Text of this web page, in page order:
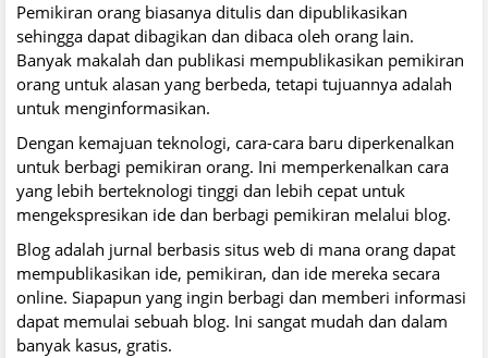
Pemikiran orang biasanya ditulis dan dipublikasikan
sehingga dapat dibagikan dan dibaca oleh orang lain.
Banyak makalah dan publikasi mempublikasikan pemikiran
orang untuk alasan yang berbeda, tetapi tujuannya adalah
untuk menginformasikan.
Dengan kemajuan teknologi, cara-cara baru diperkenalkan
untuk berbagi pemikiran orang. Ini memperkenalkan cara
yang lebih berteknologi tinggi dan lebih cepat untuk
mengekspresikan ide dan berbagi pemikiran melalui blog.
Blog adalah jurnal berbasis situs web di mana orang dapat
mempublikasikan ide, pemikiran, dan ide mereka secara
online. Siapapun yang ingin berbagi dan memberi informasi
dapat memulai sebuah blog. Ini sangat mudah dan dalam
banyak kasus, gratis.